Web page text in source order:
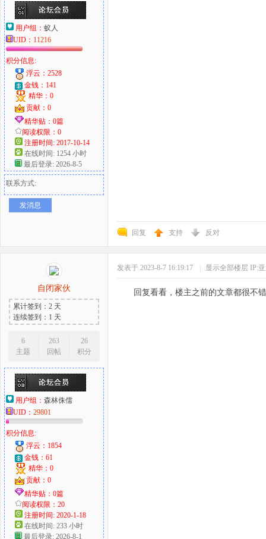
用户组： 蚁人
UID： 11216
积分信息:
浮云：2528
金钱：141
精华：0
贡献：0
精华贴：0篇
阅读权限：0
注册时间: 2017-10-14
在线时间: 1254 小时
最后登录: 2026-8-5
联系方式:
发消息
回复 支持 反对
自闭家伙
累计签到：2 天
连续签到：1 天
6
主题
263
回帖
26
积分
用户组： 森林侏儒
UID： 29801
积分信息:
浮云：1854
金钱：61
精华：0
贡献：0
精华贴：0篇
阅读权限：20
注册时间: 2020-1-18
在线时间: 233 小时
最后登录: 2026-8-1
发表于 2023-8-7 16:19:17 显示全部楼层 IP:
回复看看，楼主之前的文章都很不